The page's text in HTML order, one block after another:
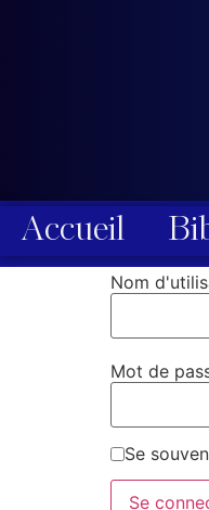
Accueil
Nom
Mot de
Se